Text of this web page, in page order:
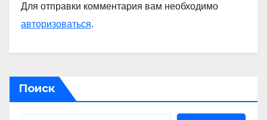
Для отправки комментария вам необходимо
авторизоваться.
Поиск